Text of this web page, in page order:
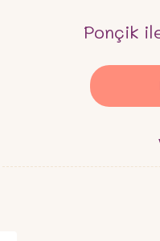
Ponçik